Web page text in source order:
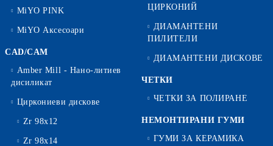
MiYO PINK
MiYO Аксесоари
CAD/CAM
Amber Mill - Нано-литиев
дисиликат
Циркониеви дискове
Zr 98x12
Zr 98x14
ЦИРКОНИЙ
ДИАМАНТЕНИ
ПИЛИТЕЛИ
ДИАМАНТЕНИ ДИСКОВЕ
ЧЕТКИ
ЧЕТКИ ЗА ПОЛИРАНЕ
НЕМОНТИРАНИ ГУМИ
ГУМИ ЗА КЕРАМИКА